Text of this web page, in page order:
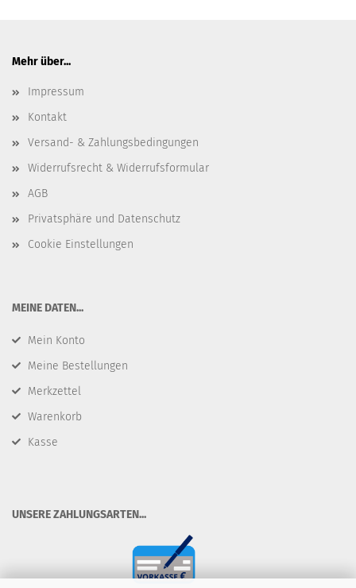
Mehr über...
Impressum
Kontakt
Versand- & Zahlungsbedingungen
Widerrufsrecht & Widerrufsformular
AGB
Privatsphäre und Datenschutz
Cookie Einstellungen
​MEINE DATEN...
Mein Konto
Meine Bestellungen
Merkzettel
Warenkorb
Kasse
​UNSERE ZAHLUNGSARTEN...